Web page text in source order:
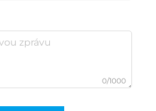
0/1000